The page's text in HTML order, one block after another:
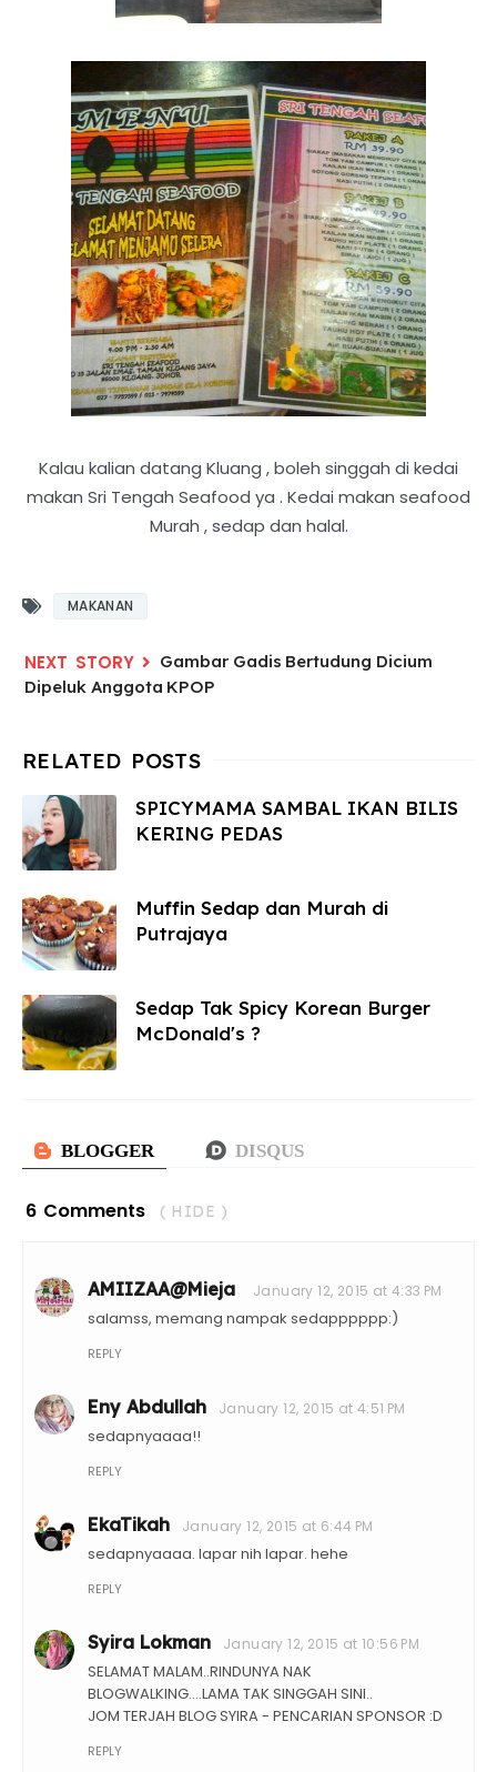
Kalau kalian datang Kluang , boleh singgah di kedai
makan Sri Tengah Seafood ya . Kedai makan seafood
Murah , sedap dan halal.
MAKANAN
Gambar Gadis Bertudung Dicium
Dipeluk Anggota KPOP
SPICYMAMA SAMBAL IKAN BILIS
KERING PEDAS
Muffin Sedap dan Murah di
Putrajaya
Sedap Tak Spicy Korean Burger
McDonald's ?
6 Comments ( HIDE )
AMIIZAA@Mieja January 12, 2015 at 4:33 PM
salamss, memang nampak sedapppppp:)
REPLY
Eny Abdullah January 12, 2015 at 4:51 PM
sedapnyaaaa!!
REPLY
EkaTikah January 12, 2015 at 6:44 PM
sedapnyaaaa. lapar nih lapar. hehe
REPLY
Syira Lokman January 12, 2015 at 10:56 PM
SELAMAT MALAM..RINDUNYA NAK
BLOGWALKING....LAMA TAK SINGGAH SINI..
JOM TERJAH BLOG SYIRA - PENCARIAN SPONSOR :D
REPLY